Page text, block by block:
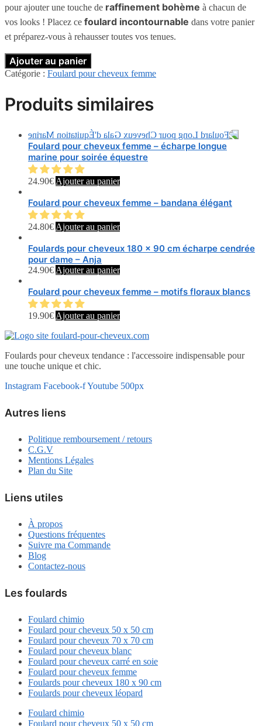
pour ajouter une touche de raffinement bohème à chacun de
vos looks ! Placez ce foulard incontournable dans votre panier
et préparez-vous à rehausser toutes vos tenues.
Ajouter au panier
Catégorie : Foulard pour cheveux femme
Produits similaires
Foulard pour cheveux femme – écharpe longue
marine pour soirée équestre
24.90€ Ajouter au panier
Foulard pour cheveux femme – bandana élégant
24.80€ Ajouter au panier
Foulards pour cheveux 180 x 90 cm écharpe cendrée
pour dame – Anja
24.90€ Ajouter au panier
Foulard pour cheveux femme – motifs floraux blancs
19.90€ Ajouter au panier
Foulards pour cheveux tendance : l'accessoire indispensable pour
une touche unique et chic.
Instagram Facebook-fYoutube 500px
Autres liens
Politique remboursement / retours
C.G.V
Mentions Légales
Plan du Site
Liens utiles
À propos
Questions fréquentes
Suivre ma Commande
Blog
Contactez-nous
Les foulards
Foulard chimio
Foulard pour cheveux 50 x 50 cm
Foulard pour cheveux 70 x 70 cm
Foulard pour cheveux blanc
Foulard pour cheveux carré en soie
Foulard pour cheveux femme
Foulards pour cheveux 180 x 90 cm
Foulards pour cheveux léopard
Foulard chimio
Foulard pour cheveux 50 x 50 cm